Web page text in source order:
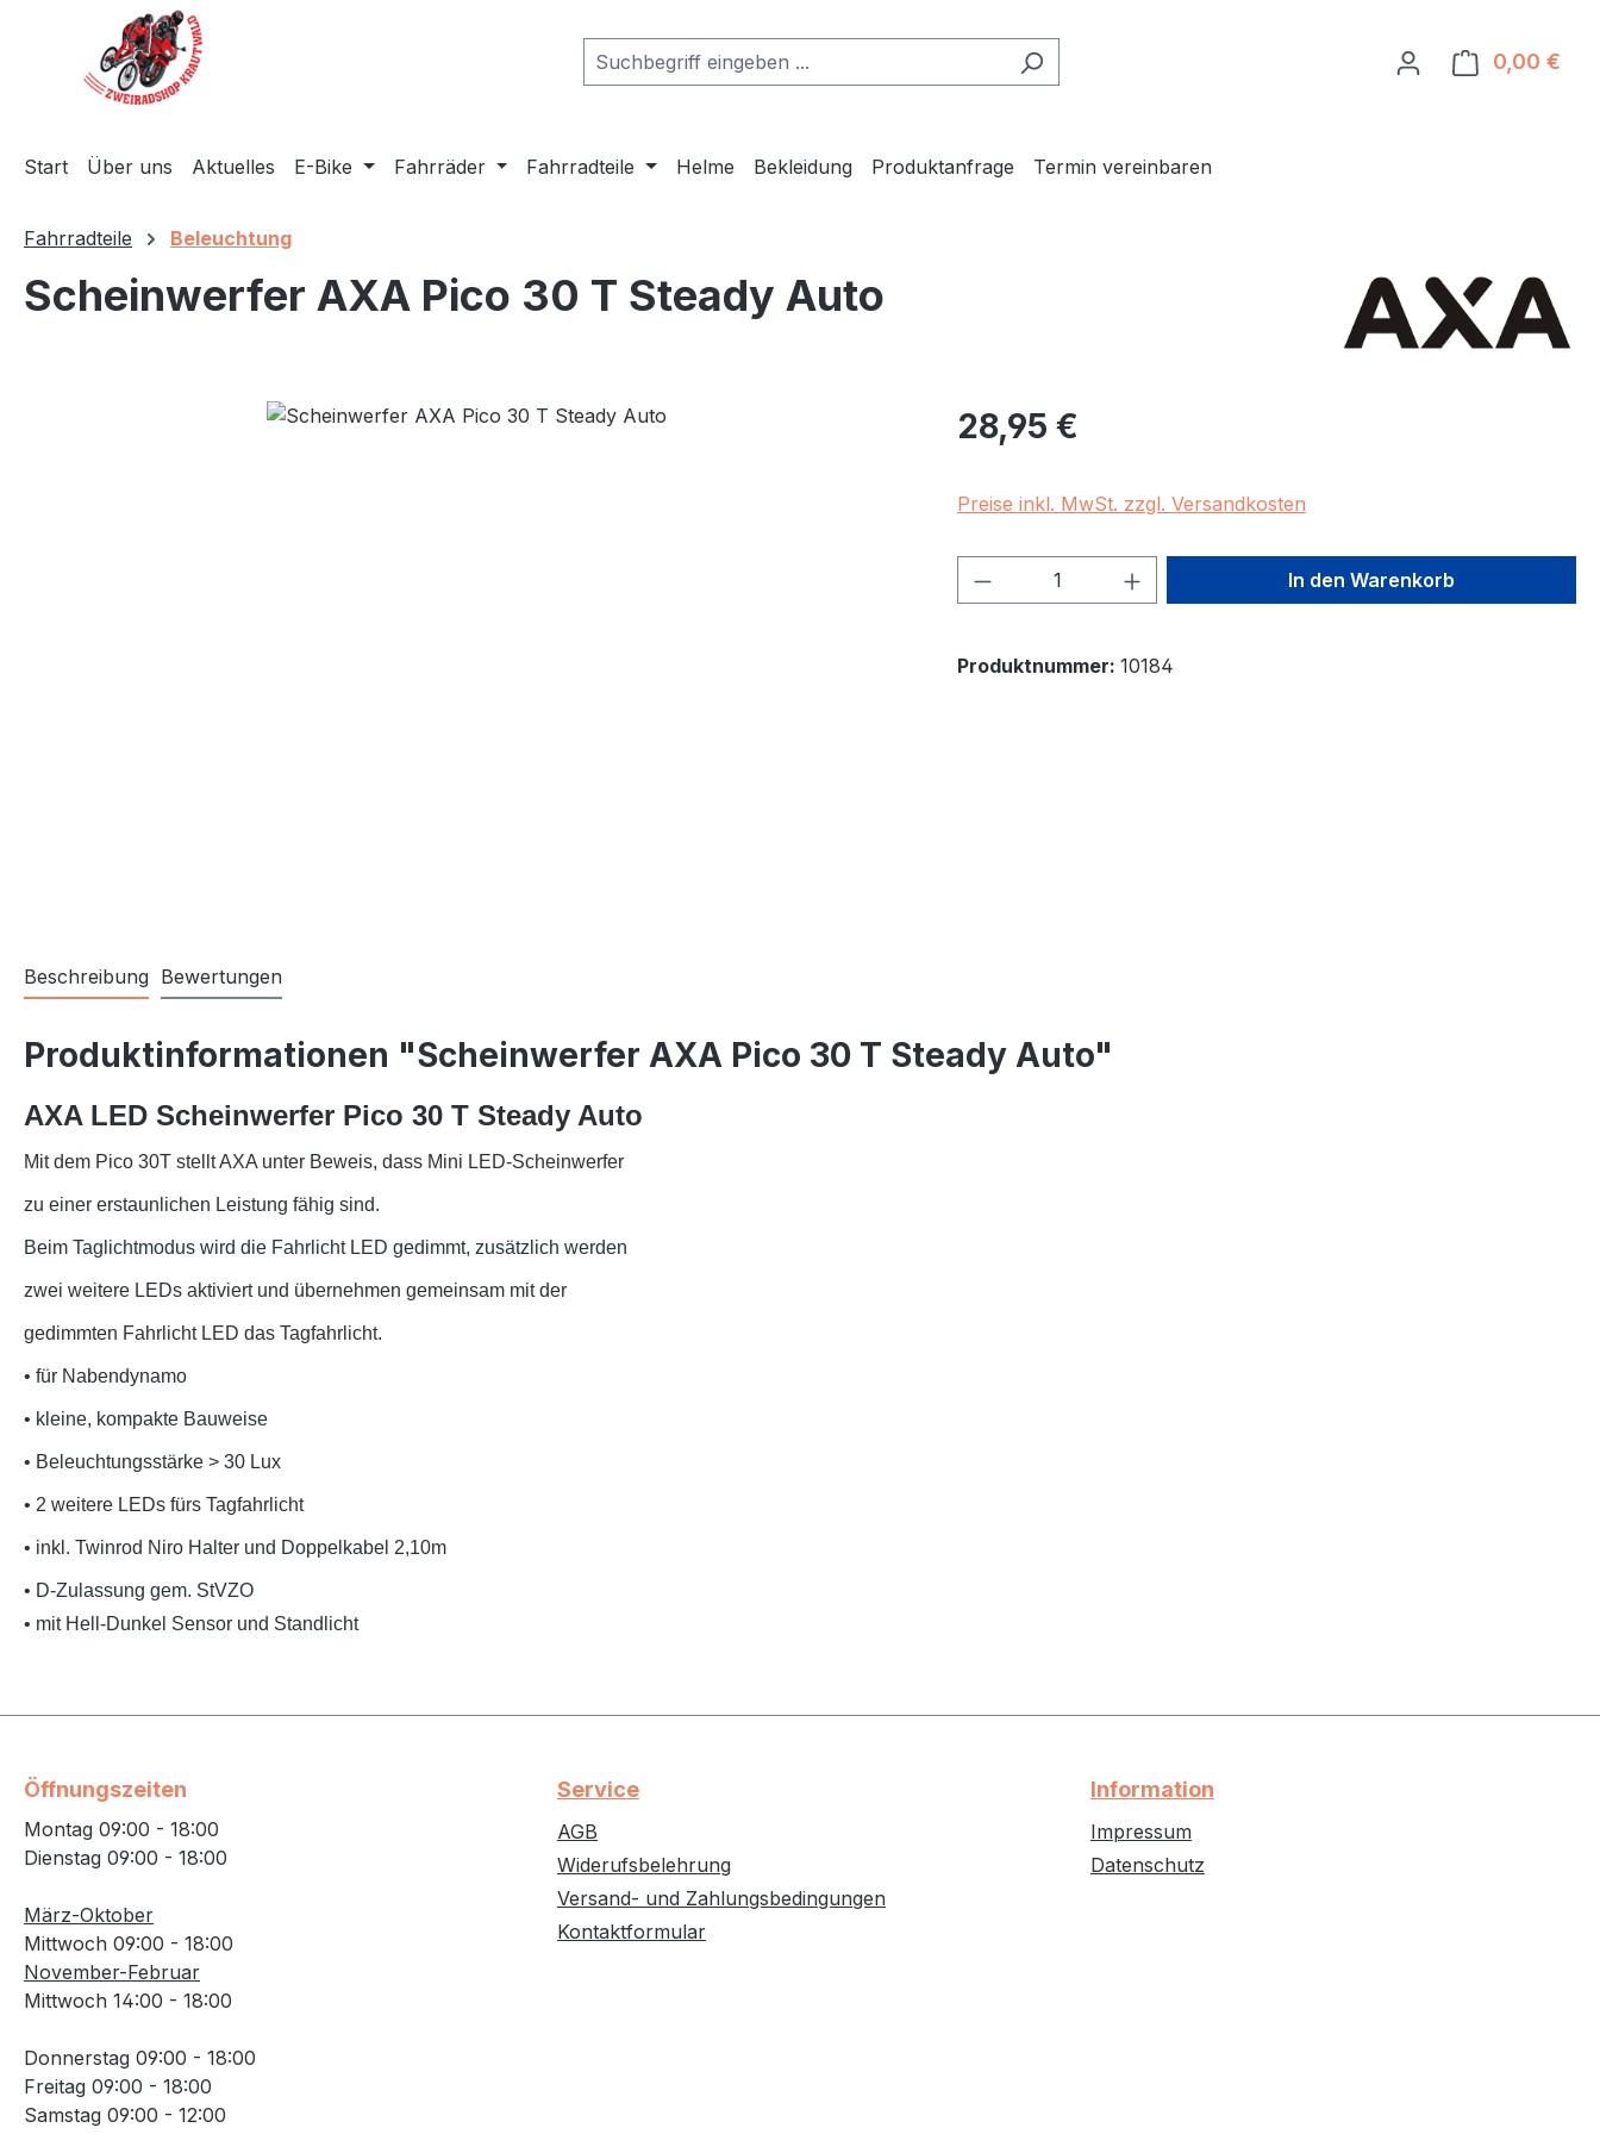
Hauptinhalt springen
Zur Suche springen
Zur Hauptnavigation springen
0,00 €
Start Über uns Aktuelles E-Bike Fahrräder Fahrradteile Helme Bekleidung Produktanfrage Termin vereinbaren
Fahrradteile Beleuchtung
Scheinwerfer AXA Pico 30 T Steady Auto
Regulärer Preis:
28,95 €
Preise inkl. MwSt. zzgl. Versandkosten
Produkt Anzahl: Gib den gewünschten Wert
In den Warenkorb
Produktnummer: 10184
Beschreibung Bewertungen
Produktinformationen "Scheinwerfer AXA Pico 30 T Steady Auto"
AXA LED Scheinwerfer Pico 30 T Steady Auto
Mit dem Pico 30T stellt AXA unter Beweis, dass Mini LED-Scheinwerfer
zu einer erstaunlichen Leistung fähig sind.
Beim Taglichtmodus wird die Fahrlicht LED gedimmt, zusätzlich werden
zwei weitere LEDs aktiviert und übernehmen gemeinsam mit der
gedimmten Fahrlicht LED das Tagfahrlicht.
• für Nabendynamo
• kleine, kompakte Bauweise
• Beleuchtungsstärke > 30 Lux
• 2 weitere LEDs fürs Tagfahrlicht
• inkl. Twinrod Niro Halter und Doppelkabel 2,10m
• D-Zulassung gem. StVZO
• mit Hell-Dunkel Sensor und Standlicht
Öffnungszeiten
Montag 09:00 - 18:00
Dienstag 09:00 - 18:00
März-Oktober
Mittwoch 09:00 - 18:00
November-Februar
Mittwoch 14:00 - 18:00
Donnerstag 09:00 - 18:00
Freitag 09:00 - 18:00
Samstag 09:00 - 12:00
Service
AGB
Widerufsbelehrung
Versand- und Zahlungsbedingungen
Kontaktformular
Information
Impressum
Datenschutz